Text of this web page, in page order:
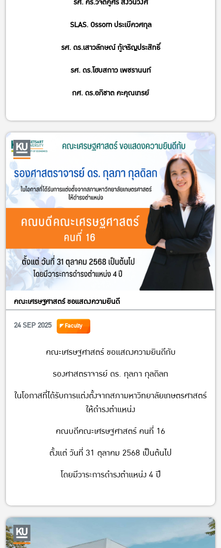
SLAS. Ossorn ประเบีควศกุล
รศ. ดร.เสาวลักษณ์ กู้เจริญประสิทธิ์
รศ. ดร.โฮบสกาว เพชรานนท์
กศ. ดร.อภิชาต คะคุณเทรย์
คณะเศรษฐศาสตร์ ขอแสดงความยินดี
24 SEP 2025
Faculty
คณะเศรษฐศาสตร์ ขอแสดงความยินดีกับ
รองศาสตราจารย์ ดร. กุลภา กุลดิลก
ในโอกาสที่ได้รับการแต่งตั้งจากสภามหาวิทยาลัยเกษตรศาสตร์
ให้ดำรงตำแหน่ง
คณบดีคณะเศรษฐศาสตร์ คนที่ 16
ตั้งแต่ วันที่ 31 ตุลาคม 2568 เป็นต้นไป
โดยมีวาระการดำรงตำแหน่ง 4 ปี